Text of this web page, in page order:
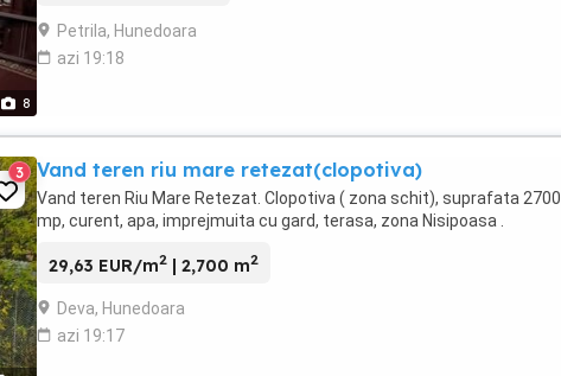
8
Petrila, Hunedoara
azi 19:18
3 Vand teren riu mare retezat(clopotiva)
Vand teren Riu Mare Retezat. Clopotiva ( zona schit), suprafata 2700
mp, curent, apa, imprejmuita cu gard, terasa, zona Nisipoasa .
29,63 EUR/m2 | 2,700 m2
Deva, Hunedoara
azi 19:17